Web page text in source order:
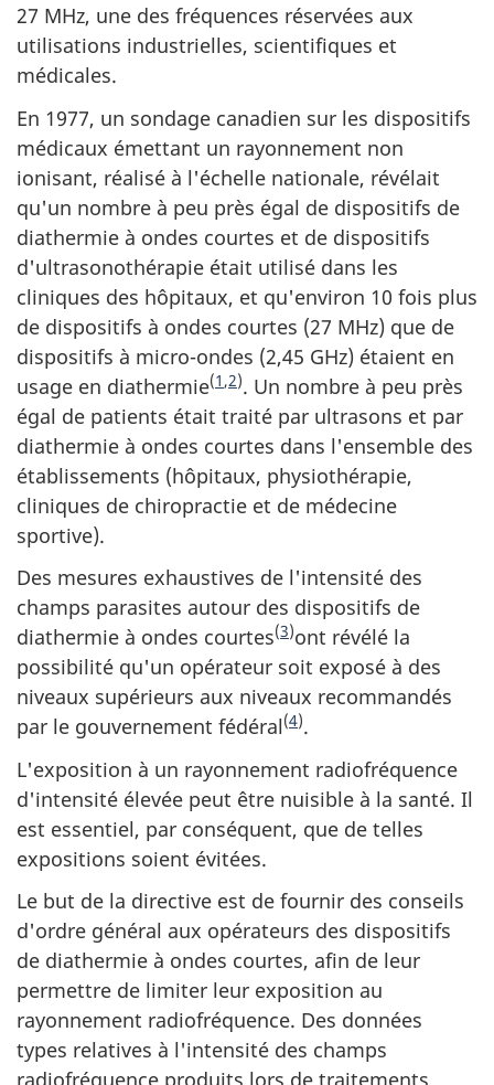
27 MHz, une des fréquences réservées aux
utilisations industrielles, scientifiques et
médicales.
En 1977, un sondage canadien sur les dispositifs
médicaux émettant un rayonnement non
ionisant, réalisé à l'échelle nationale, révélait
qu'un nombre à peu près égal de dispositifs de
diathermie à ondes courtes et de dispositifs
d'ultrasonothérapie était utilisé dans les
cliniques des hôpitaux, et qu'environ 10 fois plus
de dispositifs à ondes courtes (27 MHz) que de
dispositifs à micro-ondes (2,45 GHz) étaient en
usage en diathermie(1 ,2). Un nombre à peu près
égal de patients était traité par ultrasons et par
diathermie à ondes courtes dans l'ensemble des
établissements (hôpitaux, physiothérapie,
cliniques de chiropractie et de médecine
sportive).
Des mesures exhaustives de l'intensité des
champs parasites autour des dispositifs de
diathermie à ondes courtes(3)ont révélé la
possibilité qu'un opérateur soit exposé à des
niveaux supérieurs aux niveaux recommandés
par le gouvernement fédéral(4).
L'exposition à un rayonnement radiofréquence
d'intensité élevée peut être nuisible à la santé. Il
est essentiel, par conséquent, que de telles
expositions soient évitées.
Le but de la directive est de fournir des conseils
d'ordre général aux opérateurs des dispositifs
de diathermie à ondes courtes, afin de leur
permettre de limiter leur exposition au
rayonnement radiofréquence. Des données
types relatives à l'intensité des champs
radiofréquence produits lors de traitements